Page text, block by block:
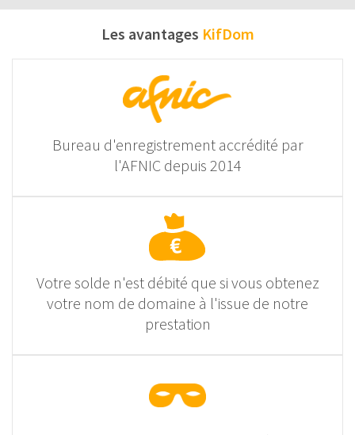
Les avantages KifDom
Bureau d'enregistrement accrédité par
l'AFNIC depuis 2014
Votre solde n'est débité que si vous obtenez
votre nom de domaine à l'issue de notre
prestation